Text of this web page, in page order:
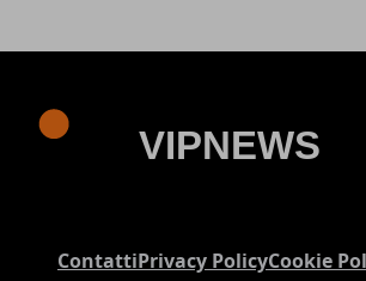
ContattiPrivacy PolicyCookie